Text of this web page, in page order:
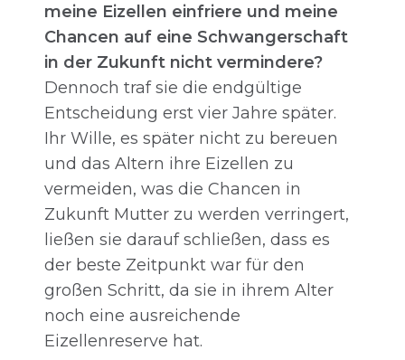
meine Eizellen einfriere und meine
Chancen auf eine Schwangerschaft
in der Zukunft nicht vermindere?
Dennoch traf sie die endgültige
Entscheidung erst vier Jahre später.
Ihr Wille, es später nicht zu bereuen
und das Altern ihre Eizellen zu
vermeiden, was die Chancen in
Zukunft Mutter zu werden verringert,
ließen sie darauf schließen, dass es
der beste Zeitpunkt war für den
großen Schritt, da sie in ihrem Alter
noch eine ausreichende
Eizellenreserve hat.